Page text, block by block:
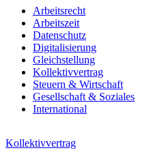
Arbeitsrecht
Arbeitszeit
Datenschutz
Digitalisierung
Gleichstellung
Kollektivvertrag
Steuern & Wirtschaft
Gesellschaft & Soziales
International
Kollektivvertrag